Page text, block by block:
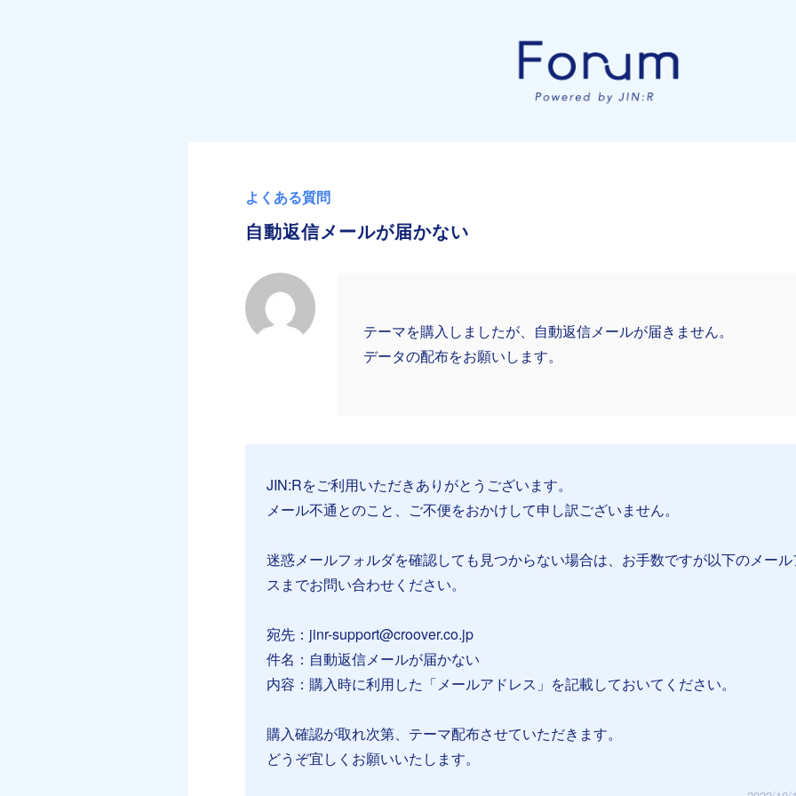
よくある質問
自動返信メールが届かない
テーマを購入しましたが、自動返信メールが届きません。
データの配布をお願いします。
JIN:Rをご利用いただきありがとうございます。
メール不通とのこと、ご不便をおかけして申し訳ございません。
迷惑メールフォルダを確認しても見つからない場合は、お手数ですが以下のメール
スまでお問い合わせください。
宛先：jinr-support@croover.co.jp
件名：自動返信メールが届かない
内容：購入時に利用した「メールアドレス」を記載しておいてください。
購入確認が取れ次第、テーマ配布させていただきます。
どうぞ宜しくお願いいたします。